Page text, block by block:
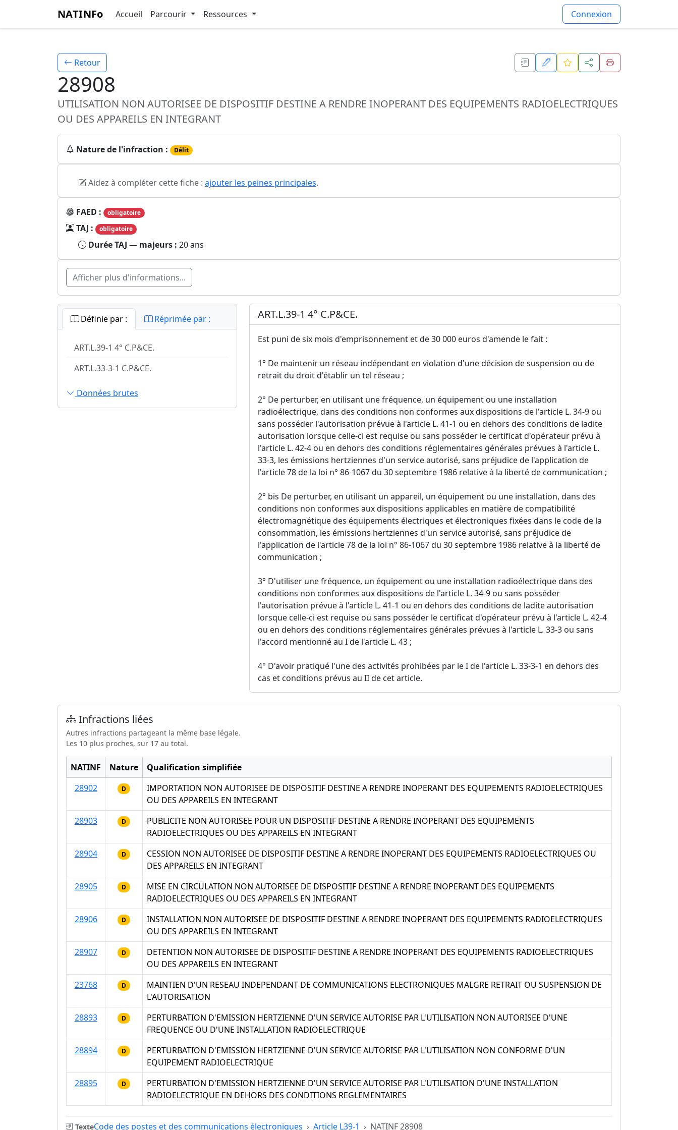
NATINFo Accueil Parcourir Ressources Connexion
Retour
28908
UTILISATION NON AUTORISEE DE DISPOSITIF DESTINE A RENDRE INOPERANT DES EQUIPEMENTS RADIOELECTRIQUES
OU DES APPAREILS EN INTEGRANT
Nature de l'infraction : Délit
Aidez à compléter cette fiche : ajouter les peines principales.
FAED : obligatoire
TAJ : obligatoire
Durée TAJ — majeurs : 20 ans
Afficher plus d'informations...
Définie par : Réprimée par :
ART.L.39-1 4° C.P&CE.
ART.L.33-3-1 C.P&CE.
Données brutes
ART.L.39-1 4° C.P&CE.
Est puni de six mois d'emprisonnement et de 30 000 euros d'amende le fait :
1° De maintenir un réseau indépendant en violation d'une décision de suspension ou de
retrait du droit d'établir un tel réseau ;
2° De perturber, en utilisant une fréquence, un équipement ou une installation
radioélectrique, dans des conditions non conformes aux dispositions de l'article L. 34-9 ou
sans posséder l'autorisation prévue à l'article L. 41-1 ou en dehors des conditions de ladite
autorisation lorsque celle-ci est requise ou sans posséder le certificat d'opérateur prévu à
l'article L. 42-4 ou en dehors des conditions réglementaires générales prévues à l'article L.
33-3, les émissions hertziennes d'un service autorisé, sans préjudice de l'application de
l'article 78 de la loi n° 86-1067 du 30 septembre 1986 relative à la liberté de communication ;
2° bis De perturber, en utilisant un appareil, un équipement ou une installation, dans des
conditions non conformes aux dispositions applicables en matière de compatibilité
électromagnétique des équipements électriques et électroniques fixées dans le code de la
consommation, les émissions hertziennes d'un service autorisé, sans préjudice de
l'application de l'article 78 de la loi n° 86-1067 du 30 septembre 1986 relative à la liberté de
communication ;
3° D'utiliser une fréquence, un équipement ou une installation radioélectrique dans des
conditions non conformes aux dispositions de l'article L. 34-9 ou sans posséder
l'autorisation prévue à l'article L. 41-1 ou en dehors des conditions de ladite autorisation
lorsque celle-ci est requise ou sans posséder le certificat d'opérateur prévu à l'article L. 42-4
ou en dehors des conditions réglementaires générales prévues à l'article L. 33-3 ou sans
l'accord mentionné au I de l'article L. 43 ;
4° D'avoir pratiqué l'une des activités prohibées par le I de l'article L. 33-3-1 en dehors des
cas et conditions prévus au II de cet article.
Infractions liées
Autres infractions partageant la même base légale.
Les 10 plus proches, sur 17 au total.
NATINF Nature
Qualification simplifiée
28902
D
IMPORTATION NON AUTORISEE DE DISPOSITIF DESTINE A RENDRE INOPERANT DES EQUIPEMENTS RADIOELECTRIQUES
OU DES APPAREILS EN INTEGRANT
28903
D
PUBLICITE NON AUTORISEE POUR UN DISPOSITIF DESTINE A RENDRE INOPERANT DES EQUIPEMENTS
RADIOELECTRIQUES OU DES APPAREILS EN INTEGRANT
28904
D
CESSION NON AUTORISEE DE DISPOSITIF DESTINE A RENDRE INOPERANT DES EQUIPEMENTS RADIOELECTRIQUES OU
DES APPAREILS EN INTEGRANT
28905
D
MISE EN CIRCULATION NON AUTORISEE DE DISPOSITIF DESTINE A RENDRE INOPERANT DES EQUIPEMENTS
RADIOELECTRIQUES OU DES APPAREILS EN INTEGRANT
28906
D
INSTALLATION NON AUTORISEE DE DISPOSITIF DESTINE A RENDRE INOPERANT DES EQUIPEMENTS RADIOELECTRIQUES
OU DES APPAREILS EN INTEGRANT
28907
D
DETENTION NON AUTORISEE DE DISPOSITIF DESTINE A RENDRE INOPERANT DES EQUIPEMENTS RADIOELECTRIQUES
OU DES APPAREILS EN INTEGRANT
23768
D
MAINTIEN D'UN RESEAU INDEPENDANT DE COMMUNICATIONS ELECTRONIQUES MALGRE RETRAIT OU SUSPENSION DE
L'AUTORISATION
28893
D
PERTURBATION D'EMISSION HERTZIENNE D'UN SERVICE AUTORISE PAR L'UTILISATION NON AUTORISEE D'UNE
FREQUENCE OU D'UNE INSTALLATION RADIOELECTRIQUE
28894
D
PERTURBATION D'EMISSION HERTZIENNE D'UN SERVICE AUTORISE PAR L'UTILISATION NON CONFORME D'UN
EQUIPEMENT RADIOELECTRIQUE
28895
D
PERTURBATION D'EMISSION HERTZIENNE D'UN SERVICE AUTORISE PAR L'UTILISATION D'UNE INSTALLATION
RADIOELECTRIQUE EN DEHORS DES CONDITIONS REGLEMENTAIRES
TexteCode des postes et des communications électroniques Article L39-1 NATINF 28908